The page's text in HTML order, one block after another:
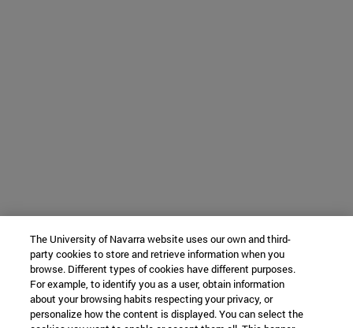
The University of Navarra website uses our own and third-
party cookies to store and retrieve information when you
browse. Different types of cookies have different purposes.
For example, to identify you as a user, obtain information
about your browsing habits respecting your privacy, or
personalize how the content is displayed. You can select the